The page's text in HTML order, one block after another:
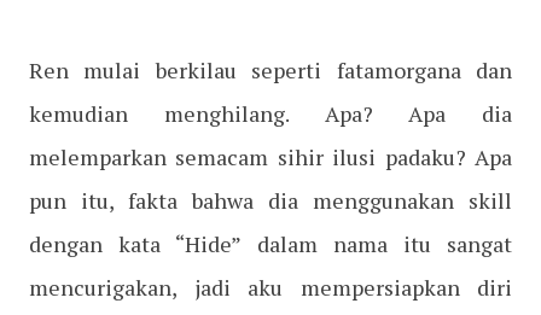
Ren mulai berkilau seperti fatamorgana dan
kemudian menghilang. Apa? Apa dia
melemparkan semacam sihir ilusi padaku? Apa
pun itu, fakta bahwa dia menggunakan skill
dengan kata “Hide” dalam nama itu sangat
mencurigakan, jadi aku mempersiapkan diri